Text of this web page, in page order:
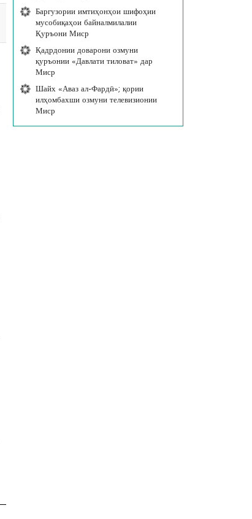
Баргузории имтиҳонҳои шифоҳии
мусобиқаҳои байналмилалии
Қуръони Миср
Қадрдонии доварони озмуни
қуръонии «Давлати тиловат» дар
Миср
Шайх «Аваз ал-Фардӣ»; қории
илҳомбахши озмуни телевизионии
Миср